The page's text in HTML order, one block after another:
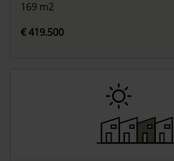
169 m2
€ 419.500